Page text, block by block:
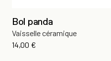
Bol panda
Vaisselle céramique
Prix
14,00 €